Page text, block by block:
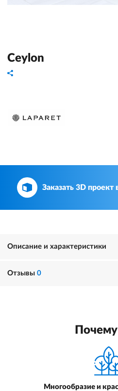
Ceylon
Заказать 3D проект
Описание и характеристики
Отзывы 0
Многообразие и